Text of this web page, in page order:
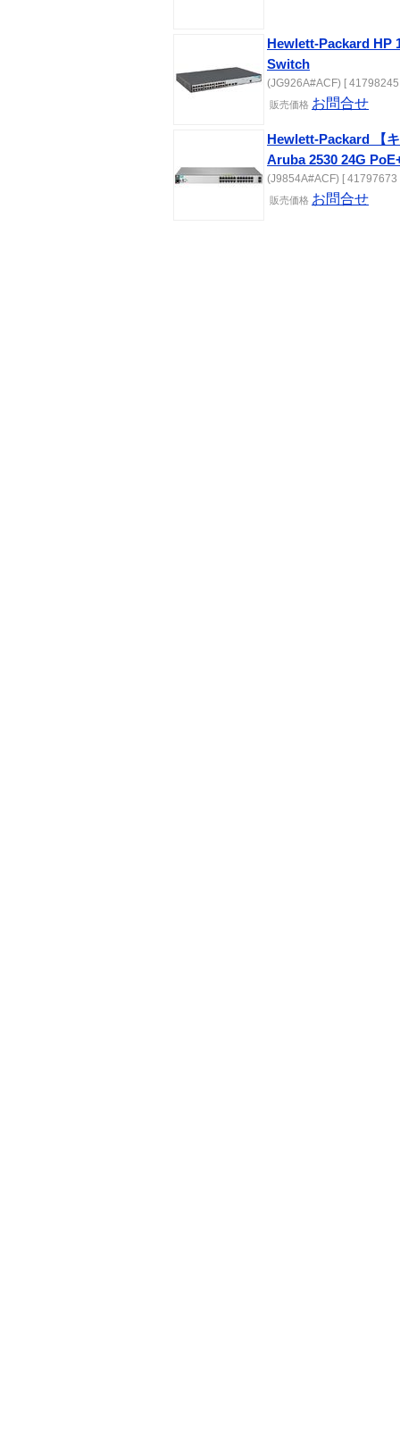
Hewlett-Packard HP
Switch
(JG926A#ACF) [
販売価格 お問合せ
Hewlett-Packard 【
Aruba 2530 24G
(J9854A#ACF) [ 41797673
販売価格 お問合せ